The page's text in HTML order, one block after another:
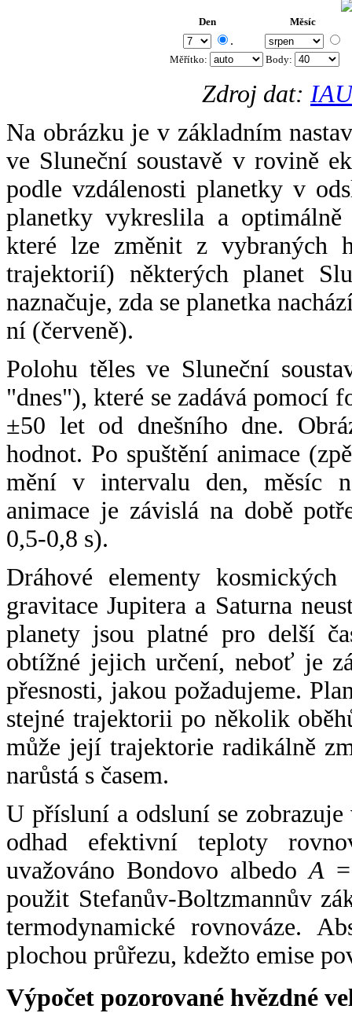
Den Měsíc
.
Měřítko: Body:
Zdroj dat:
Na obrázku je v základním
ve Sluneční soustavě v rovině
podle vzdálenosti planetky v
planetky vykreslila a
které lze změnit z vybraných
trajektorií) některých planet
naznačuje, zda se planetka
ní (červeně).
Polohu těles ve Sluneční
"dnes"), které se zadává pomocí
±50 let od dnešního dne.
hodnot. Po spuštění animace
mění v intervalu den, měsíc
animace je závislá na době
0,5-0,8 s).
Dráhové elementy
gravitace Jupitera a Saturna
planety jsou platné pro delší
obtížné jejich určení, neboť je
přesnosti, jakou požadujeme.
stejné trajektorii po několik
může její trajektorie radikálně
narůstá s časem.
U přísluní a odsluní se
odhad efektivní teploty
uvažováno Bondovo albedoA
použit Stefanův-Boltzmannův
termodynamické rovnováze.
plochou průřezu, kdežto emise
Výpočet pozorované hvězdné